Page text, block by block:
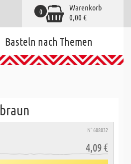
Warenkorb
0,00 €
0
Basteln nach Themen
N° 608032
4,09 €